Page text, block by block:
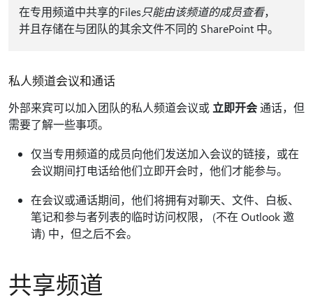
在专用频道中共享的Files只能由该频道的成员查看，
并且存储在与团队的其余文件不同的 SharePoint 中。
私人频道会议和通话
外部来宾可以加入团队的私人频道会议或 立即开会通话，但
需要了解一些事项。
仅当专用频道的成员向他们发送加入会议的链接，或在
会议期间打电话给他们立即开会时，他们才能参与。
在会议或通话期间，他们将拥有对聊天、文件、白板、
笔记和参与者列表的临时访问权限， (不在 Outlook 邀
请) 中，但之后不会。
共享频道